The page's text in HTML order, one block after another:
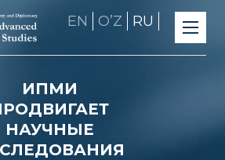
EN OʼZ RU
ИПМИ
НАУЧНЫЕ